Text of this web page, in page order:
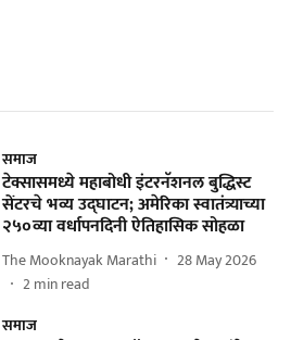
समाज
टेक्सासमध्ये महाबोधी इंटरनॅशनल बुद्धिस्ट
सेंटरचे भव्य उद्घाटन; अमेरिका स्वातंत्र्याच्या
२५०व्या वर्धापनदिनी ऐतिहासिक सोहळा
The Mooknayak Marathi
28 May 2026
2min read
समाज